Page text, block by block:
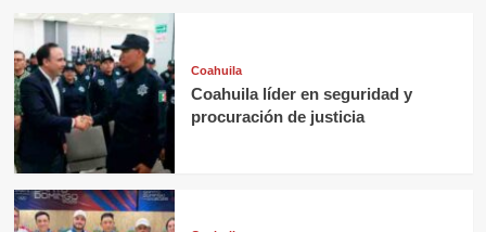
Coahuila
Coahuila líder en seguridad y
procuración de justicia